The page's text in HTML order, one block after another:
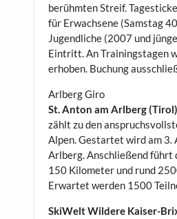
berühmten Streif.
für Erwachsene (Samstag
Jugendliche (2007 und
Eintritt. An Trainingstagen
erhoben. Buchung
Arlberg Giro
St. Anton am Arlberg (Tirol)
zählt zu den
Alpen. Gestartet wird am 3.
Arlberg. Anschließend führt
150 Kilometer und rund
Erwartet werden 1500
SkiWelt Wildere Kaiser-